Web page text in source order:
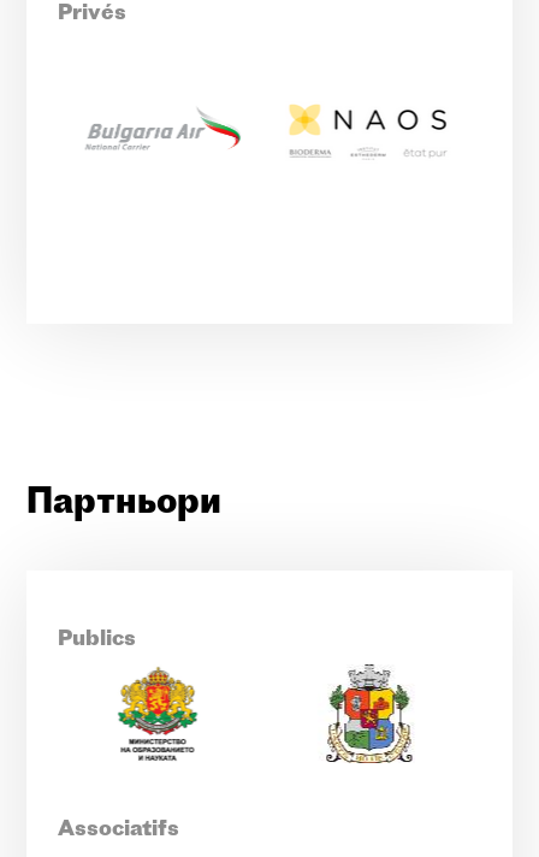
Privés
Партньори
Publics
Associatifs